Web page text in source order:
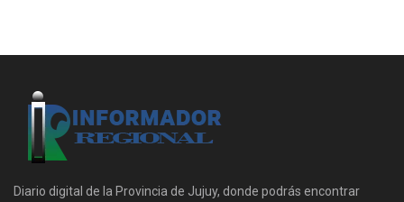
Diario digital de la Provincia de Jujuy, donde podrás encontrar